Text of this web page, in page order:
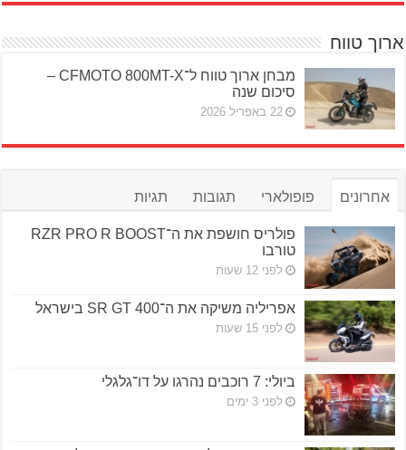
ארוך טווח
מבחן ארוך טווח ל־CFMOTO 800MT-X –
סיכום שנה
22 באפריל 2026
אחרונים פופולארי תגובות תגיות
פולריס חושפת את ה־RZR PRO R BOOST
טורבו
לפני 12 שעות
אפריליה משיקה את ה־SR GT 400 בישראל
לפני 15 שעות
ביולי: 7 רוכבים נהרגו על דו־גלגלי
לפני 3 ימים